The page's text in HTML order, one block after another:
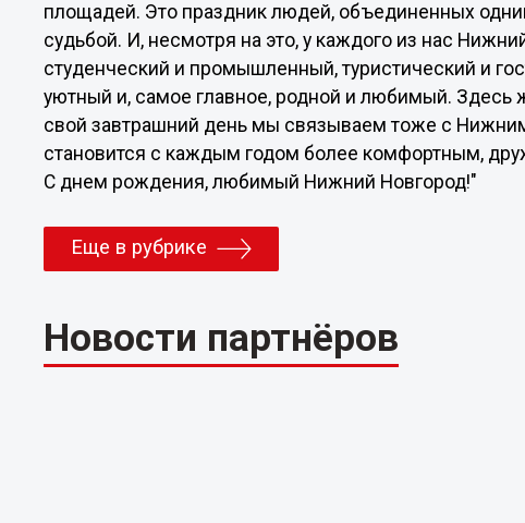
площадей. Это праздник людей, объединенных
судьбой. И, несмотря на это, у каждого из нас
студенческий и промышленный, туристический и
уютный и, самое главное, родной и любимый. Здесь
свой завтрашний день мы связываем тоже с
становится с каждым годом более комфортным,
С днем рождения, любимый Нижний Новгород!"
Еще в рубрике
Новости партнёров